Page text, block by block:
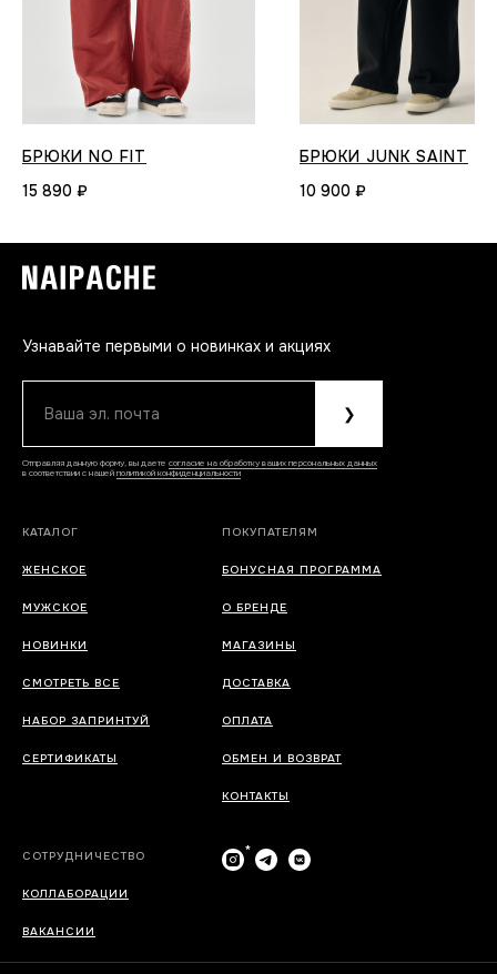
БРЮКИ NO FIT
15 890 ₽
БРЮКИ JUNK SAINT
10 900 ₽
Узнавайте первыми о новинках и акциях
Ваша эл. почта ❯
Отправляя данную форму, вы даете согласие на обработку ваших персональных данных
в соответствии с нашей политикой конфиденциальности
КАТАЛОГ
ЖЕНСКОЕ
МУЖСКОЕ
НОВИНКИ
СМОТРЕТЬ ВСЕ
НАБОР ЗАПРИНТУЙ
СЕРТИФИКАТЫ
ПОКУПАТЕЛЯМ
БОНУСНАЯ ПРОГРАММА
О БРЕНДЕ
МАГАЗИНЫ
ДОСТАВКА
ОПЛАТА
ОБМЕН И ВОЗВРАТ
КОНТАКТЫ
СОТРУДНИЧЕСТВО
КОЛЛАБОРАЦИИ
ВАКАНСИИ
*